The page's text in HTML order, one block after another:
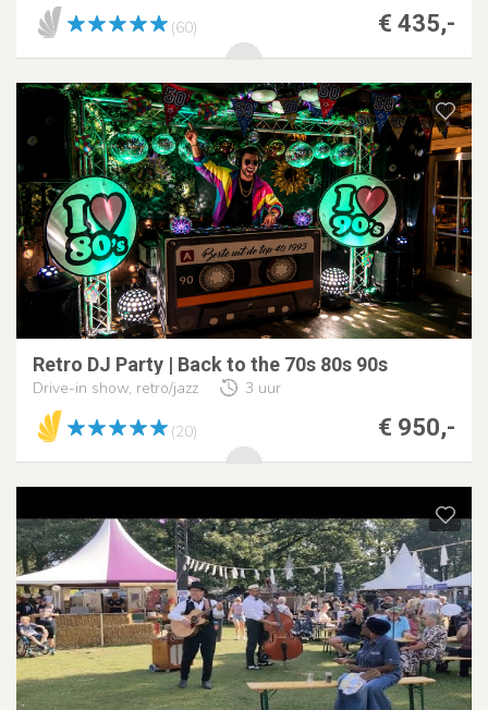
€ 435,-
(60)
Retro DJ Party | Back to the 70s 80s 90s
Drive-in show, retro/jazz 3 uur
€ 950,-
(20)